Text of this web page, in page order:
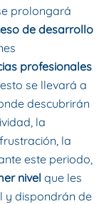
prolongará
de desarrollo
profesionales
se llevará a
descubrirán
la
la
este periodo,
nivel que les
y dispondrán de